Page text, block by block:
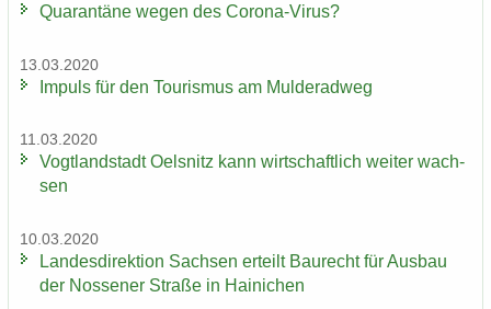
Qua­ran­tä­ne wegen des Corona-​Virus?
13.03.2020
Im­puls für den Tou­ris­mus am Mul­derad­weg
11.03.2020
Vogt­land­stadt Oels­nitz kann wirt­schaft­lich wei­ter wach­
sen
10.03.2020
Lan­des­di­rek­ti­on Sach­sen er­teilt Bau­recht für Aus­bau
der Nos­se­ner Stra­ße in Hai­ni­chen